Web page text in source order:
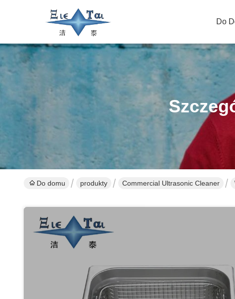
Do
Do domu produkty Commercial Ultrasonic Cleaner